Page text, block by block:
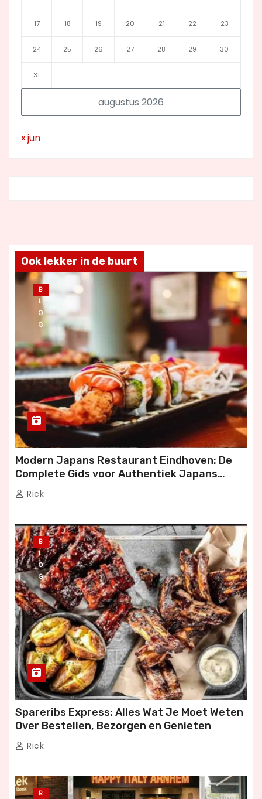
augustus 2026
17 18 19 20 21 22 23
24 25 26 27 28 29 30
31
« jun
Ook lekker in de buurt
B
L
O
G
Modern Japans Restaurant Eindhoven: De
Complete Gids voor Authentiek Japans
Dineren
Rick
B
L
O
G
Spareribs Express: Alles Wat Je Moet Weten
Over Bestellen, Bezorgen en Genieten
Rick
B